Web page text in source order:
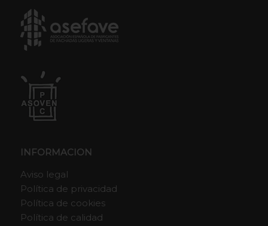
INFORMACION
Aviso legal
Política de privacidad
Política de cookies
Política de calidad